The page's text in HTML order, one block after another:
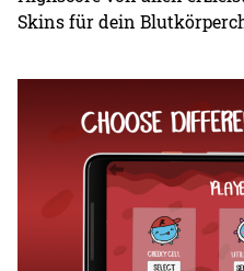
Skins für dein